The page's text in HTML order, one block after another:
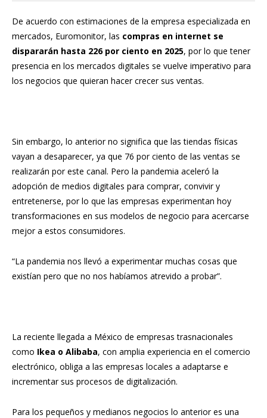
De acuerdo con estimaciones de la empresa especializada en
mercados, Euromonitor, las compras en internet se
dispararán hasta 226 por ciento en 2025, por lo que tener
presencia en los mercados digitales se vuelve imperativo para
los negocios que quieran hacer crecer sus ventas.
Sin embargo, lo anterior no significa que las tiendas físicas
vayan a desaparecer, ya que 76 por ciento de las ventas se
realizarán por este canal. Pero la pandemia aceleró la
adopción de medios digitales para comprar, convivir y
entretenerse, por lo que las empresas experimentan hoy
transformaciones en sus modelos de negocio para acercarse
mejor a estos consumidores.
“La pandemia nos llevó a experimentar muchas cosas que
existían pero que no nos habíamos atrevido a probar”.
La reciente llegada a México de empresas trasnacionales
como Ikea o Alibaba, con amplia experiencia en el comercio
electrónico, obliga a las empresas locales a adaptarse e
incrementar sus procesos de digitalización.
Para los pequeños y medianos negocios lo anterior es una